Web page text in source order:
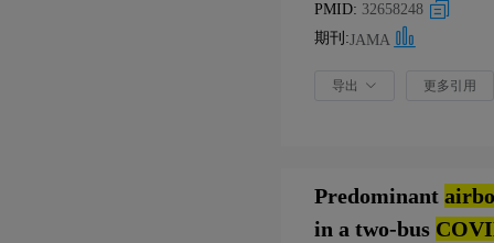
PMID: 32658248
期刊:JAMA
导出 更多引用
Predominant
in a two-bus